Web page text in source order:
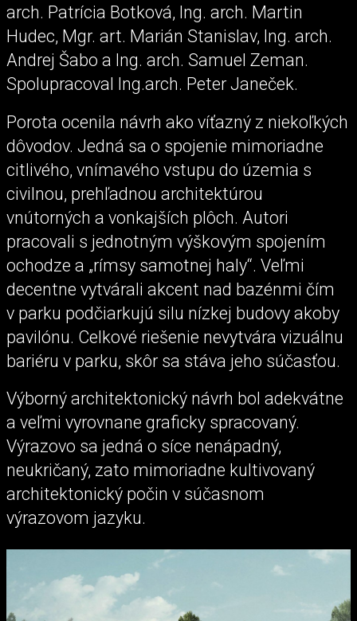
arch. Patrícia Botková, Ing. arch. Martin
Hudec, Mgr. art. Marián Stanislav, Ing. arch.
Andrej Šabo a Ing. arch. Samuel Zeman.
Spolupracoval Ing.arch. Peter Janeček.
Porota ocenila návrh ako víťazný z niekoľkých
dôvodov. Jedná sa o spojenie mimoriadne
citlivého, vnímavého vstupu do územia s
civilnou, prehľadnou architektúrou
vnútorných a vonkajších plôch. Autori
pracovali s jednotným výškovým spojením
ochodze a „rímsy samotnej haly“. Veľmi
decentne vytvárali akcent nad bazénmi čím
v parku podčiarkujú silu nízkej budovy akoby
pavilónu. Celkové riešenie nevytvára vizuálnu
bariéru v parku, skôr sa stáva jeho súčasťou.
Výborný architektonický návrh bol adekvátne
a veľmi vyrovnane graficky spracovaný.
Výrazovo sa jedná o síce nenápadný,
neukričaný, zato mimoriadne kultivovaný
architektonický počin v súčasnom
výrazovom jazyku.